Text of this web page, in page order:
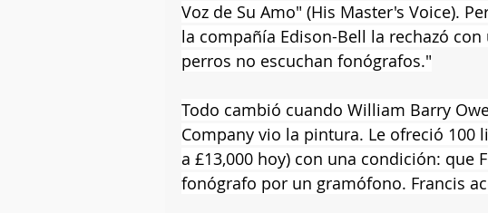
Voz de Su Amo" (His Master's Voice).
la compañía Edison-Bell la rechazó
perros no escuchan fonógrafos."
Todo cambió cuando William Barry
Company vio la pintura. Le ofreció 100
a £13,000 hoy) con una condición: que
fonógrafo por un gramófono. Francis